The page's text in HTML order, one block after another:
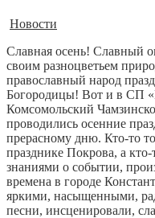
Новости
Славная осень! Славный
своим разноцветьем
православный народ
Богородицы! Вот и в СП
Комсомольский
проводились осенние
прерасному дню. Кто-то
празднике Покрова, а
знаниями о событии,
времена в городе
яркими, насыщенными,
песни, инсценировали,